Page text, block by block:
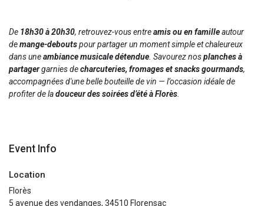
De 18h30 à 20h30, retrouvez-vous entreamis ou en familleautour
demange-deboutspour partager un moment simple et chaleureux
dans uneambiance musicale détendue. Savourez nosplanches à
partagergarnies decharcuteries, fromages et snacks gourmands,
accompagnées d'une belle bouteille de vin — l’occasion idéale de
profiter de ladouceur des soirées d’été à Florès.
Event Info
Location
Florès
5 avenue des vendanges, 34510 Florensac